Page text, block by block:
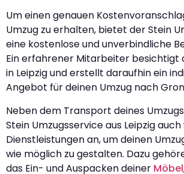
Um einen genauen
Umzug zu erhalten, bietet der Stein
eine kostenlose und unverbindliche
Ein erfahrener Mitarbeiter besichtigt
in Leipzig und erstellt daraufhin ein
Angebot für deinen Umzug nach
Neben dem Transport deines
Stein Umzugsservice aus Leipzig
Dienstleistungen an, um deinen
wie möglich zu gestalten. Dazu
das Ein- und Auspacken deiner Möbel